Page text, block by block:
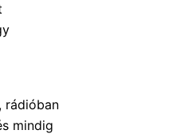
rádióban
mindig